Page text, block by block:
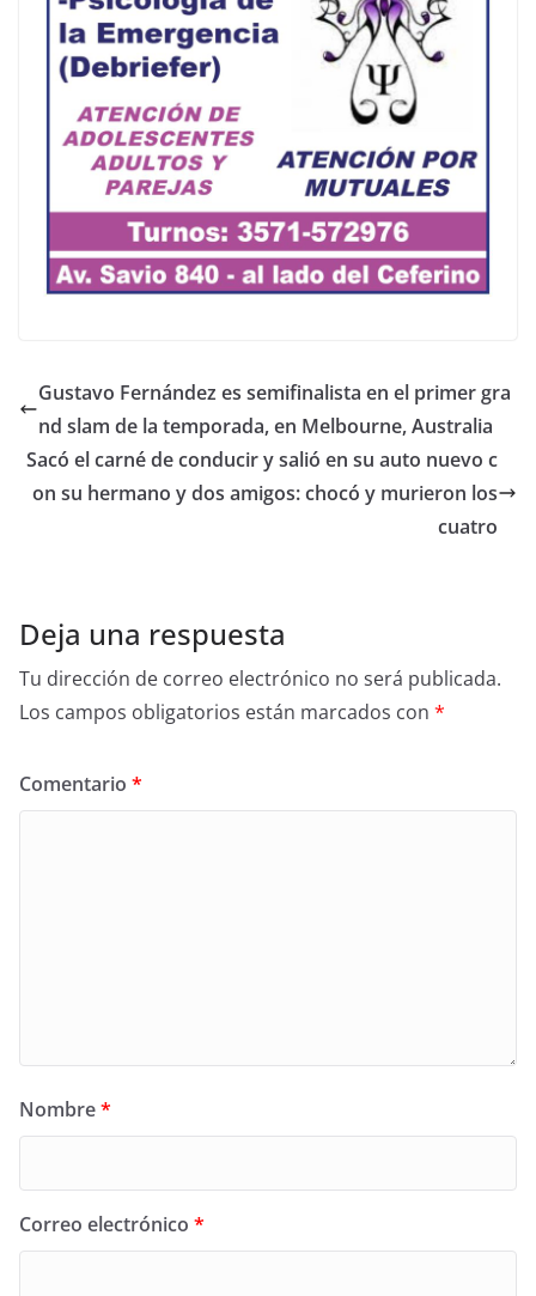
Gustavo Fernández es semifinalista en el primer gra
nd slam de la temporada, en Melbourne, Australia
Sacó el carné de conducir y salió en su auto nuevo c
on su hermano y dos amigos: chocó y murieron los
cuatro
Deja una respuesta
Tu dirección de correo electrónico no será publicada.
Los campos obligatorios están marcados con *
Comentario *
Nombre*
Correo electrónico *